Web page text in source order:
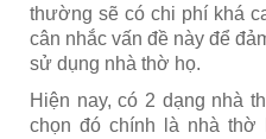
thường sẽ có chi phí khá
cân nhắc vấn đề này để
sử dụng nhà thờ họ.
Hiện nay, có 2 dạng nhà
chọn đó chính là nhà